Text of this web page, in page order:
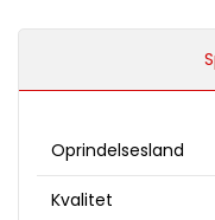
Oprindelsesland
Kvalitet